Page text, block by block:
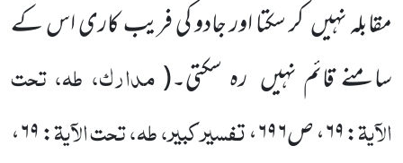
مقابلہ نہیںکر سکتا اور جادو کی فریب کاری اس کے
سامنے قائم نہیں رہ سکتی۔(مدارک، طہ، تحت
الآیۃ: ۶۹، ص۶۹۶، تفسیر کبیر، طہ، تحت الآیۃ : ۶۹،